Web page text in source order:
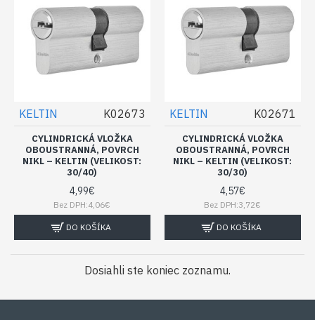
KELTIN K02673
CYLINDRICKÁ VLOŽKA
OBOUSTRANNÁ, POVRCH
NIKL – KELTIN (VELIKOST:
30/40)
4,99€
Bez DPH:4,06€
DO KOŠÍKA
KELTIN K02671
CYLINDRICKÁ VLOŽKA
OBOUSTRANNÁ, POVRCH
NIKL – KELTIN (VELIKOST:
30/30)
4,57€
Bez DPH:3,72€
DO KOŠÍKA
Dosiahli ste koniec zoznamu.